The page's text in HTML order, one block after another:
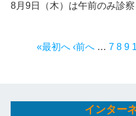
8月9日（木）は午前のみ診察
«最初へ ‹前へ … 7 8 9
インター